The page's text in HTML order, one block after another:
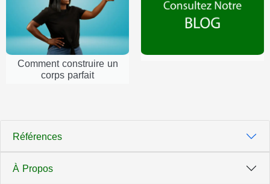
Comment construire un
corps parfait
Références
À Propos